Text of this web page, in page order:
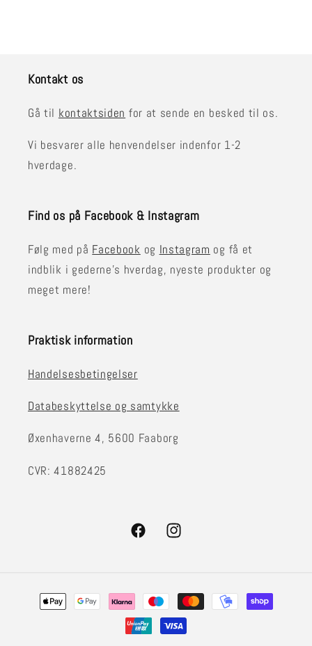
Kontakt os
Gå til kontaktsiden for at sende en besked til os.
Vi besvarer alle henvendelser indenfor 1-2
hverdage.
Find os på Facebook & Instagram
Følg med på Facebook og Instagram og få et
indblik i gederne's hverdag, nyeste produkter og
meget mere!
Praktisk information
Handelsesbetingelser
Databeskyttelse og samtykke
Øxenhaverne 4, 5600 Faaborg
CVR: 41882425
FacebookInstagram
Betalingsmetoder